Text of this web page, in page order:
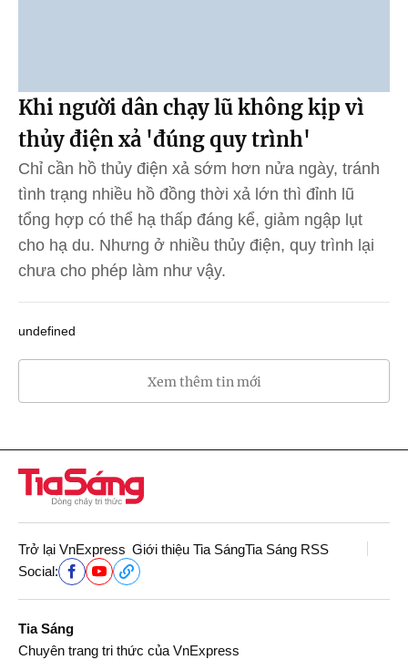
Khi người dân chạy lũ không kịp vì
thủy điện xả 'đúng quy trình'
Chỉ cần hồ thủy điện xả sớm hơn nửa ngày, tránh
tình trạng nhiều hồ đồng thời xả lớn thì đỉnh lũ
tổng hợp có thể hạ thấp đáng kể, giảm ngập lụt
cho hạ du. Nhưng ở nhiều thủy điện, quy trình lại
chưa cho phép làm như vậy.
undefined
Xem thêm tin mới
Trở lại VnExpress Giới thiệu Tia SángTia Sáng RSS
Social:
Tia Sáng
Chuyên trang tri thức của VnExpress